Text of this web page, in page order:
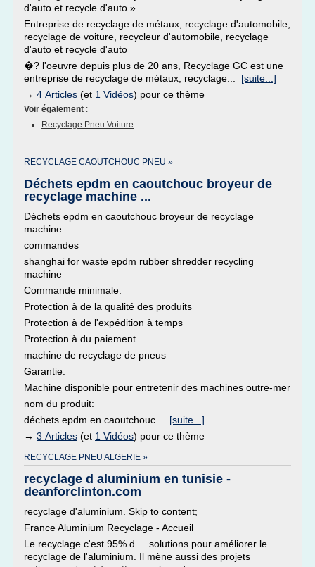
d'auto et recycle d'auto »
Entreprise de recyclage de métaux, recyclage d'automobile,
recyclage de voiture, recycleur d'automobile, recyclage
d'auto et recycle d'auto
�? l'oeuvre depuis plus de 20 ans, Recyclage GC est une
entreprise de recyclage de métaux, recyclage... [suite...]
→ 4 Articles (et 1 Vidéos) pour ce thème
Voir également :
Recyclage Pneu Voiture
RECYCLAGE CAOUTCHOUC PNEU »
Déchets epdm en caoutchouc broyeur de
recyclage machine ...
Déchets epdm en caoutchouc broyeur de recyclage
machine
commandes
shanghai for waste epdm rubber shredder recycling
machine
Commande minimale:
Protection à de la qualité des produits
Protection à de l'expédition à temps
Protection à du paiement
machine de recyclage de pneus
Garantie:
Machine disponible pour entretenir des machines outre-mer
nom du produit:
déchets epdm en caoutchouc... [suite...]
→ 3 Articles (et 1 Vidéos) pour ce thème
RECYCLAGE PNEU ALGERIE »
recyclage d aluminium en tunisie -
deanforclinton.com
recyclage d'aluminium. Skip to content;
France Aluminium Recyclage - Accueil
Le recyclage c'est 95% d ... solutions pour améliorer le
recyclage de l'aluminium. Il mène aussi des projets